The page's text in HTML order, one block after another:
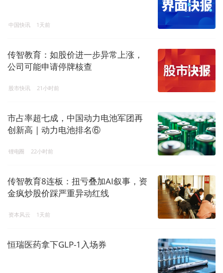
中国快讯 1天前
传智教育：如股价进一步异常上涨，
公司可能申请停牌核查
股市快讯 21小时前
市占率超七成，中国动力电池军团再
创新高 | 动力电池排名⑥
锂电圈 22小时前
传智教育8连板：扭亏叠加AI叙事，资
金疯炒股价踩严重异动红线
资本风云 1天前
恒瑞医药拿下GLP-1入场券